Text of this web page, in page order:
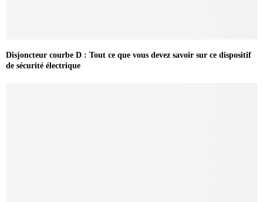
Disjoncteur courbe D : Tout ce que vous devez savoir sur ce dispositif
de sécurité électrique